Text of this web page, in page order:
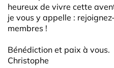
heureux de vivre cette
je vous y appelle :
membres !
Bénédiction et paix à vous.
Christophe